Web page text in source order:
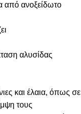
από ανοξείδωτο
αλυσίδας
και έλαια, όπως σε
τους